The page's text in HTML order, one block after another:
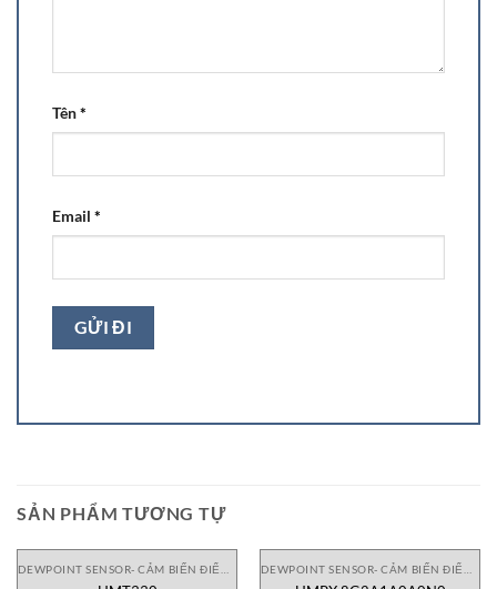
Tên*
Email *
SẢN PHẨM TƯƠNG TỰ